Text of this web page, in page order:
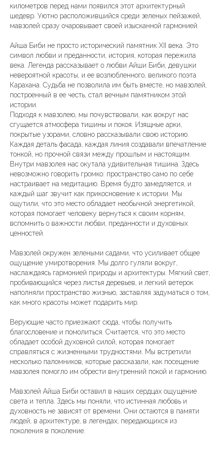
километров перед нами появился этот архитектурный
шедевр. Уютно расположившийся среди зеленых пейзажей,
мавзолей сразу очаровывает своей изысканной гармонией.
Айша Биби не просто исторический памятник XII века. Это
символ любви и преданности, история, которая пережила
века. Легенда рассказывает о любви Айши Биби, девушки
невероятной красоты, и ее возлюбленного, великого поэта
Карахана. Судьба не позволила им быть вместе, но мавзолей,
построенный в ее честь, стал вечным памятником этой
истории.
Подходя к мавзолею, мы почувствовали, как вокруг нас
сгущается атмосфера тишины и покоя. Изящные арки,
покрытые узорами, словно рассказывали свою историю.
Каждая деталь фасада, каждая линия создавали впечатление
тонкой, но прочной связи между прошлым и настоящим.
Внутри мавзолея нас окутала удивительная тишина. Здесь
невозможно говорить громко: пространство само по себе
настраивает на медитацию. Время будто замедляется, и
каждый шаг звучит как прикосновение к истории. Мы
ощутили, что это место обладает необычной энергетикой,
которая помогает человеку вернуться к своим корням,
вспомнить о важности любви, преданности и духовных
ценностей.
Мавзолей окружен зелеными садами, что усиливает общее
ощущение умиротворения. Мы долго гуляли вокруг,
наслаждаясь гармонией природы и архитектуры. Мягкий свет,
пробивающийся через листья деревьев, и легкий ветерок
наполняли пространство жизнью, заставляя задуматься о том,
как много красоты может подарить мир.
Верующие часто приезжают сюда, чтобы получить
благословение и помолиться. Считается, что это место
обладает особой духовной силой, которая помогает
справляться с жизненными трудностями. Мы встретили
несколько паломников, которые рассказали, как посещение
мавзолея помогло им обрести внутренний покой и гармонию.
Мавзолей Айша Биби оставил в наших сердцах ощущение
света и тепла. Здесь мы поняли, что истинная любовь и
духовность не зависят от времени. Они остаются в памяти
людей, в архитектуре, в легендах, передающихся из
поколения в поколение.